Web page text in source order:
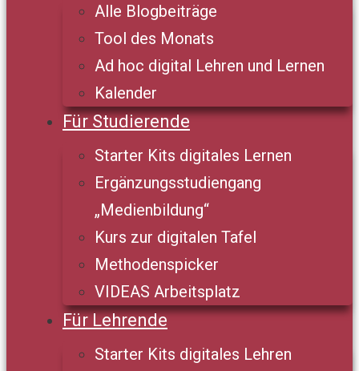
Alle Blogbeiträge
Tool des Monats
Ad hoc digital Lehren und Lernen
Kalender
Für Studierende
Starter Kits digitales Lernen
Ergänzungsstudiengang
„Medienbildung“
Kurs zur digitalen Tafel
Methodenspicker
VIDEAS Arbeitsplatz
Für Lehrende
Starter Kits digitales Lehren